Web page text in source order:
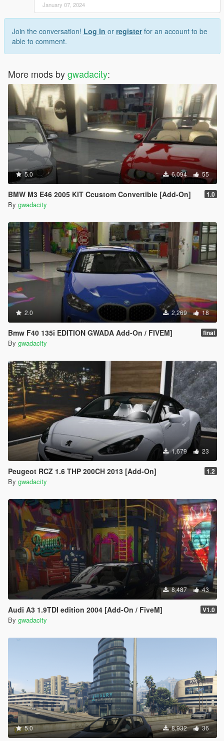
January 07, 2024
Join the conversation! Log In or registerfor an account to be
able to comment.
More mods bygwadacity:
5.0 6,094 55
BMW M3 E46 2005 KIT Ccustom Convertible [Add-On] 1.0
By gwadacity
2.0 2,269 18
Bmw F40 135i EDITION GWADA Add-On / FIVEM] final
By gwadacity
1,679 23
Peugeot RCZ 1.6 THP 200CH 2013 [Add-On] 1.2
By gwadacity
8,487 43
Audi A3 1.9TDI edition 2004 [Add-On / FiveM] V1.0
By gwadacity
5.0 8,932 36